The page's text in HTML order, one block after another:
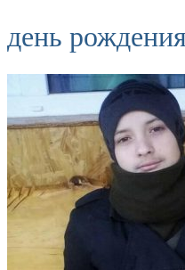
день рождения